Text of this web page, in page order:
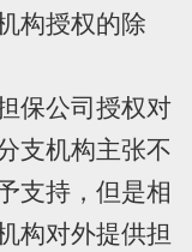
构授权的除
公司授权对
支机构主张不
支持，但是相
构对外提供担